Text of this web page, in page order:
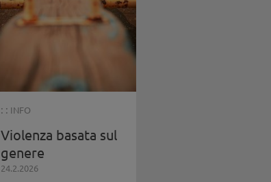
: : INFO
Violenza basata sul
genere
24.2.2026